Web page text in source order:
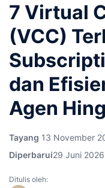
7 Virtual
(VCC)
dan
Agen
Tayang 13 November
Diperbarui29 Juni 2026
Ditulis oleh: